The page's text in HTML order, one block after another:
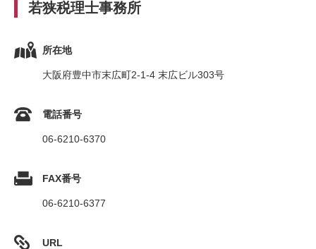
若狭税理士事務所
所在地
大阪府豊中市末広町2-1-4 末広ビル303号
電話番号
06-6210-6370
FAX番号
06-6210-6377
URL